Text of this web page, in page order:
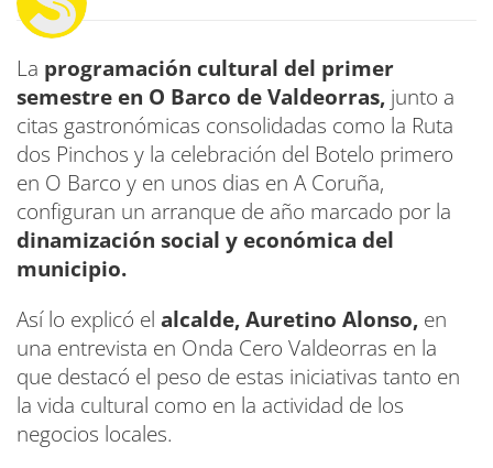
La programación cultural del primer
semestre en O Barco de Valdeorras, junto a
citas gastronómicas consolidadas como la Ruta
dos Pinchos y la celebración del Botelo primero
en O Barco y en unos dias en A Coruña,
configuran un arranque de año marcado por la
dinamización social y económica del
municipio.
Así lo explicó el alcalde, Auretino Alonso, en
una entrevista en Onda Cero Valdeorras en la
que destacó el peso de estas iniciativas tanto en
la vida cultural como en la actividad de los
negocios locales.